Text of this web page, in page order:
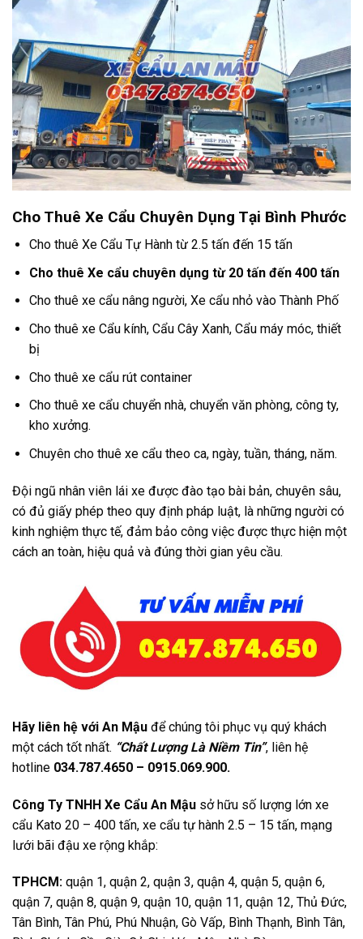
Cho Thuê Xe Cẩu Chuyên Dụng Tại Bình Phước
Cho thuê Xe Cẩu Tự Hành từ 2.5 tấn đến 15 tấn
Cho thuê Xe cẩu chuyên dụng từ 20 tấn đến 400 tấn
Cho thuê xe cẩu nâng người, Xe cẩu nhỏ vào Thành Phố
Cho thuê xe Cẩu kính, Cẩu Cây Xanh, Cẩu máy móc, thiết
bị
Cho thuê xe cẩu rút container
Cho thuê xe cẩu chuyển nhà, chuyển văn phòng, công ty,
kho xưởng.
Chuyên cho thuê xe cẩu theo ca, ngày, tuần, tháng, năm.
Đội ngũ nhân viên lái xe được đào tạo bài bản, chuyên sâu,
có đủ giấy phép theo quy định pháp luật, là những người có
kinh nghiệm thực tế, đảm bảo công việc được thực hiện một
cách an toàn, hiệu quả và đúng thời gian yêu cầu.
Hãy liên hệ với An Mậu để chúng tôi phục vụ quý khách
một cách tốt nhất. “Chất Lượng Là Niềm Tin”, liên hệ
hotline 034.787.4650 – 0915.069.900.
Công Ty TNHH Xe Cẩu An Mậu sở hữu số lượng lớn xe
cẩu Kato 20 – 400 tấn, xe cẩu tự hành 2.5 – 15 tấn, mạng
lưới bãi đậu xe rộng khắp:
TPHCM: quận 1, quận 2, quận 3, quận 4, quận 5, quận 6,
quận 7, quận 8, quận 9, quận 10, quận 11, quận 12, Thủ Đức,
Tân Bình, Tân Phú, Phú Nhuận, Gò Vấp, Bình Thạnh, Bình Tân,